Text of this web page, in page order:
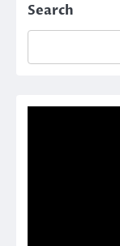
Search